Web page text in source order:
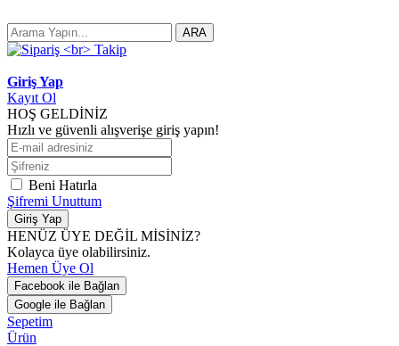
ARA
Giriş Yap
Kayıt Ol
HOŞ GELDİNİZ
Hızlı ve güvenli alışverişe giriş yapın!
Beni Hatırla
Şifremi Unuttum
Giriş Yap
HENÜZ ÜYE DEĞİL MİSİNİZ?
Kolayca üye olabilirsiniz.
Hemen Üye Ol
Facebook ile Bağlan
Google ile Bağlan
Sepetim
Ürün